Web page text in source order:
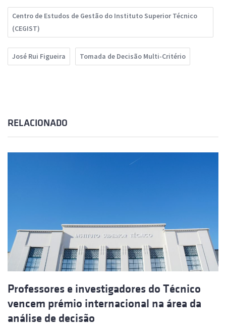
Centro de Estudos de Gestão do Instituto Superior Técnico
(CEGIST)
José Rui Figueira Tomada de Decisão Multi-Critério
RELACIONADO
Professores e investigadores do Técnico
vencem prémio internacional na área da
análise de decisão